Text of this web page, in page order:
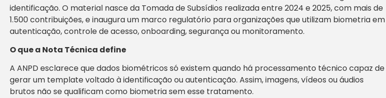
identificação. O material nasce da Tomada de Subsídios realizada entre 2024 e 2025, com mais de
1.500 contribuições, e inaugura um marco regulatório para organizações que utilizam biometria em
autenticação, controle de acesso, onboarding, segurança ou monitoramento.
O que a Nota Técnica define
A ANPD esclarece que dados biométricos só existem quando há processamento técnico capaz de
gerar um template voltado à identificação ou autenticação. Assim, imagens, vídeos ou áudios
brutos não se qualificam como biometria sem esse tratamento.